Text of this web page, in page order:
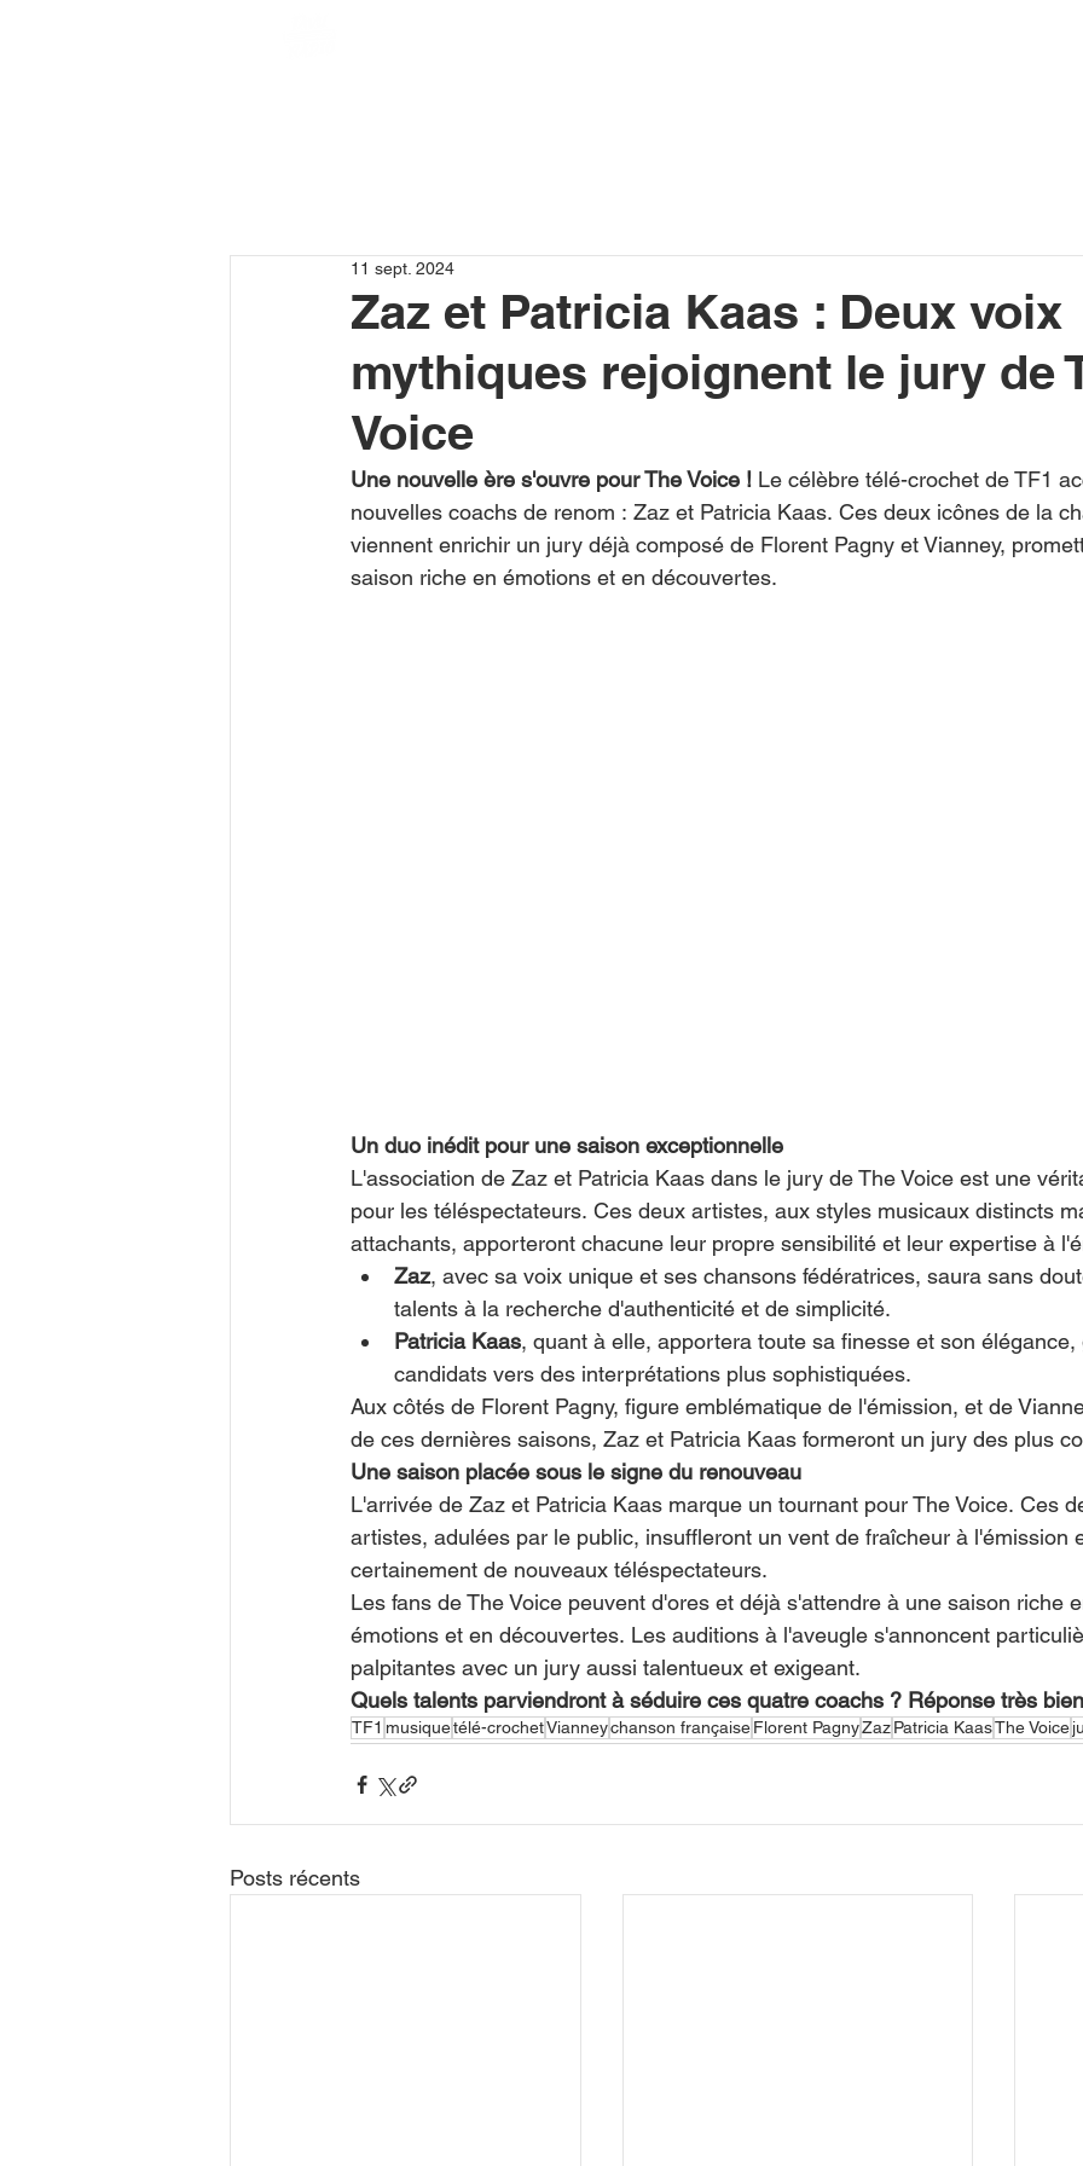
Zaz et Patricia Kaas : Deux voix
mythiques rejoignent le jury de
Voice
11 sept. 2024
Une nouvelle ère s'ouvre pour The Voice ! Le célèbre télé-crochet de TF1
nouvelles coachs de renom : Zaz et Patricia Kaas. Ces deux icônes de la
viennent enrichir un jury déjà composé de Florent Pagny et Vianney,
saison riche en émotions et en découvertes.
Un duo inédit pour une saison exceptionnelle
L'association de Zaz et Patricia Kaas dans le jury de The Voice est une
pour les téléspectateurs. Ces deux artistes, aux styles musicaux distincts
attachants, apporteront chacune leur propre sensibilité et leur expertise à
Zaz, avec sa voix unique et ses chansons fédératrices, saura sans
talents à la recherche d'authenticité et de simplicité.
Patricia Kaas, quant à elle, apportera toute sa finesse et son élégance,
candidats vers des interprétations plus sophistiquées.
Aux côtés de Florent Pagny, figure emblématique de l'émission, et de
de ces dernières saisons, Zaz et Patricia Kaas formeront un jury des plus
Une saison placée sous le signe du renouveau
L'arrivée de Zaz et Patricia Kaas marque un tournant pour The Voice. Ces
artistes, adulées par le public, insuffleront un vent de fraîcheur à l'émission
certainement de nouveaux téléspectateurs.
Les fans de The Voice peuvent d'ores et déjà s'attendre à une saison riche
émotions et en découvertes. Les auditions à l'aveugle s'annoncent
palpitantes avec un jury aussi talentueux et exigeant.
Quels talents parviendront à séduire ces quatre coachs ? Réponse très
TF1 musiquetélé-crochetVianneychanson françaiseFlorent PagnyZazPatricia KaasThe Voice
Posts récents